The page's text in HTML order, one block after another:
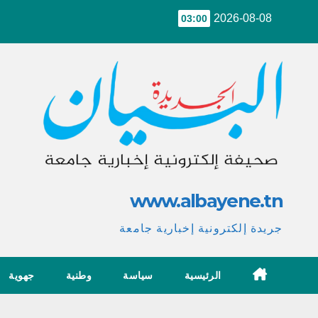
2026-08-08
03:00
www.albayene.tn
جريدة إلكترونية إخبارية جامعة
الرئيسية سياسة وطنية جهوية